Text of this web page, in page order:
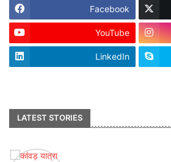
Facebook
YouTube
LinkedIn
LATEST STORIES